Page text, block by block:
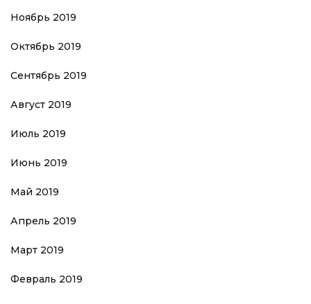
Ноябрь 2019
Октябрь 2019
Сентябрь 2019
Август 2019
Июль 2019
Июнь 2019
Май 2019
Апрель 2019
Март 2019
Февраль 2019